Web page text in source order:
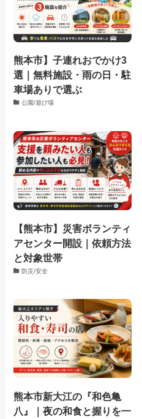
熊本市】子連れおでかけ3
選｜無料施設・雨の日・駐
車場ありで選ぶ
公園/遊び場
【熊本市】災害ボランティ
アセンター開設｜依頼方法
と対象世帯
防災/安全
熊本市新大江の『和色亀
八』｜夜の和食と握りを一